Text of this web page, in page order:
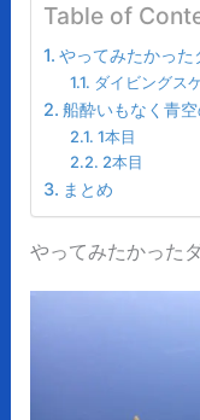
Table of
やってみたかっ
ダイビングス
船酔いもなく青
1本目
2本目
まとめ
やってみたかった